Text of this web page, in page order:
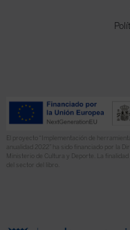
El proyecto “Implementación de
anualidad 2022” ha sido financiado por la
Ministerio de Cultura y Deporte. La
del sector del libro.